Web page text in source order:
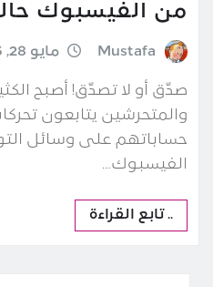
من الفيسبوك
Mustafa مايو 28, 2016
صدّق أو لا تصدّق! أصبح
والمتحرشين يتابعون
حساباتهم على وسائل
الفيسبوك…
.. تابع القراءة